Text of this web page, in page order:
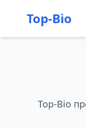
Top-Bio
Top-Bio